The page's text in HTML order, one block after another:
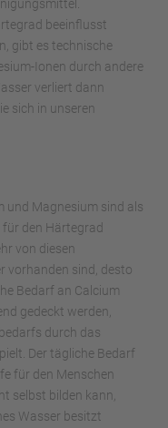
beeinflusst
gibt es technische
Ionen durch andere
verliert dann
sich in unseren
und Magnesium sind als
den Härtegrad
von diesen
vorhanden sind, desto
Bedarf an Calcium
gedeckt werden,
durch das
Der tägliche Bedarf
für den Menschen
selbst bilden kann,
Wasser besitzt